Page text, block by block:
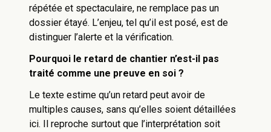
répétée et spectaculaire, ne remplace pas un
dossier étayé. L’enjeu, tel qu’il est posé, est de
distinguer l’alerte et la vérification.
Pourquoi le retard de chantier n’est-il pas
traité comme une preuve en soi ?
Le texte estime qu’un retard peut avoir de
multiples causes, sans qu’elles soient détaillées
ici. Il reproche surtout que l’interprétation soit